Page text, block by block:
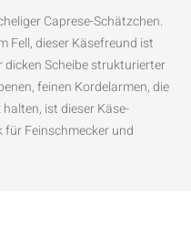
Caprese-Schätzchen.
Fell, dieser Käsefreund ist
dicken Scheibe strukturierter
feinen Kordelarmen, die
ist dieser Käse-
Feinschmecker und